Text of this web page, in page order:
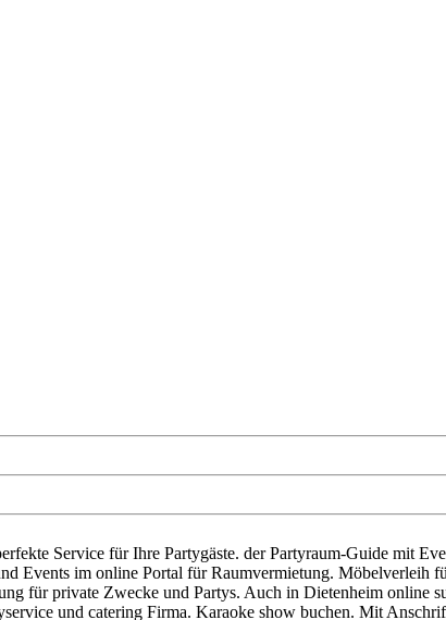
Service für Ihre Partygäste. der Partyraum-Guide mit
Events im online Portal für Raumvermietung. Möbelverleih
für private Zwecke und Partys. Auch in Dietenheim online
und catering Firma. Karaoke show buchen. Mit